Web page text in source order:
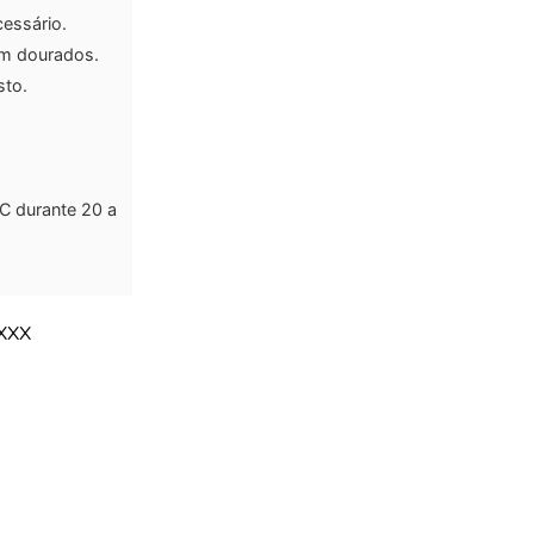
dourados.
durante 20 a